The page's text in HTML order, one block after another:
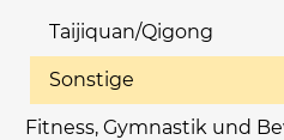
Taijiquan/Qigong
Sonstige
Fitness, Gymnastik und